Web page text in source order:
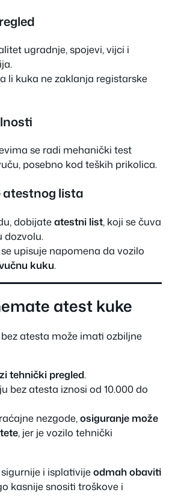
ugradnje, spojevi, vijci i
li kuka ne zaklanja registarske
se radi mehanički test
posebno kod teških prikolica.
atestnog lista
dobijateatestni list, koji se čuva
dozvolu.
upisuje napomena da vozilo
kuku.
atest kuke
atesta može imati ozbiljne
tehnički pregled.
bez atesta iznosi od 10.000 do
nezgode,osiguranje može
, jer je vozilo tehnički
i isplativijeodmah obaviti
kasnije snositi troškove i